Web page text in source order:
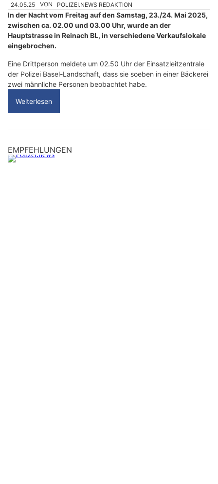
24.05.25 VON POLIZEI.NEWS REDAKTION
In der Nacht vom Freitag auf den Samstag, 23./24. Mai 2025,
zwischen ca. 02.00 und 03.00 Uhr, wurde an der
Hauptstrasse in Reinach BL, in verschiedene Verkaufslokale
eingebrochen.
Eine Drittperson meldete um 02.50 Uhr der Einsatzleitzentrale
der Polizei Basel-Landschaft, dass sie soeben in einer Bäckerei
zwei männliche Personen beobachtet habe.
Weiterlesen
EMPFEHLUNGEN